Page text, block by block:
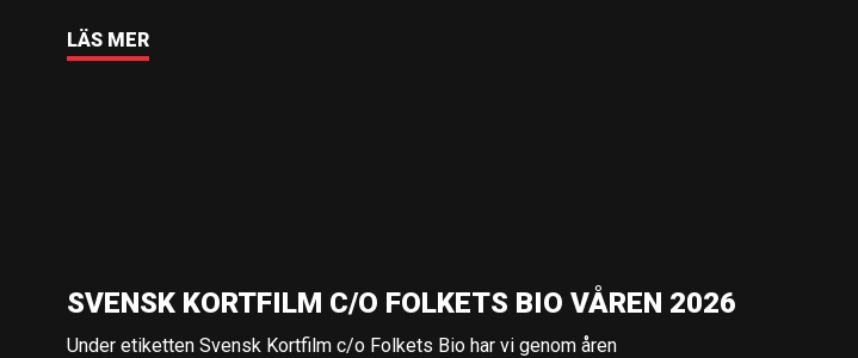
LÄS MER
SVENSK KORTFILM C/O FOLKETS BIO VÅREN 2026
Under etiketten Svensk Kortfilm c/o Folkets Bio har vi genom åren